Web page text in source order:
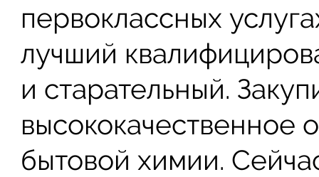
первоклассных
лучший
и старательный.
высококачественное
бытовой химии.